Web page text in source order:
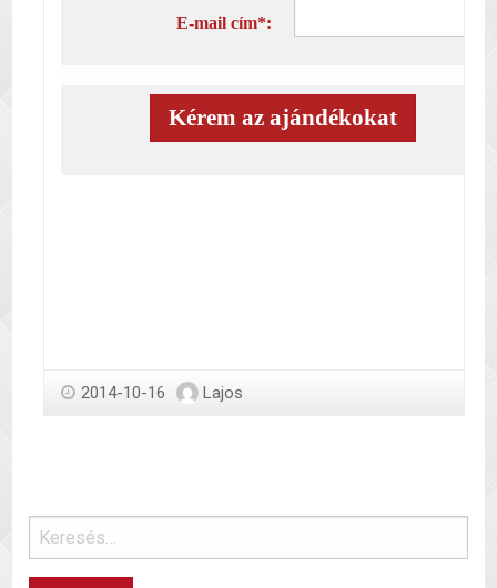
E-mail cím*:
2014-10-16 Lajos